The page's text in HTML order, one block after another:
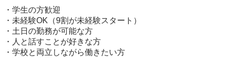
・学生の方歓迎
・未経験OK（9割が未経験スタート）
・土日の勤務が可能な方
・人と話すことが好きな方
・学校と両立しながら働きたい方